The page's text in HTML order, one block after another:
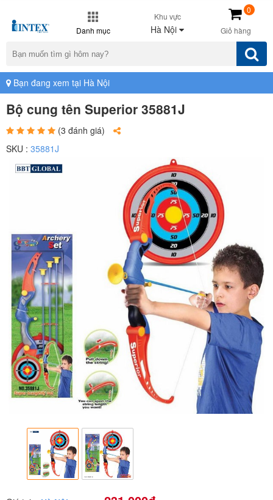
Danh mục
Khu vực
Hà Nội Giỏ hàng
0
Bạn đang xem tại Hà Nội
Bộ cung tên Superior 35881J
(3 đánh giá)
SKU : 35881J